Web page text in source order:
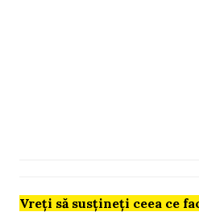
Vreți să susțineți ceea ce